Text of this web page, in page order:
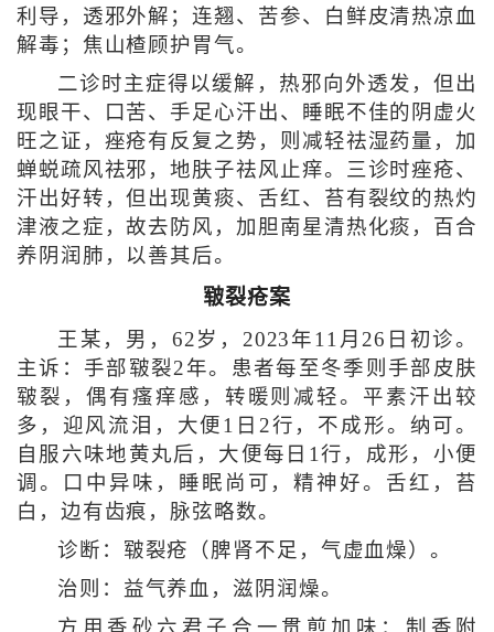
利导，透邪外解；连翘、苦参、白鲜皮清热凉血
解毒；焦山楂顾护胃气。
二诊时主症得以缓解，热邪向外透发，但出
现眼干、口苦、手足心汗出、睡眠不佳的阴虚火
旺之证，痤疮有反复之势，则减轻祛湿药量，加
蝉蜕疏风祛邪，地肤子祛风止痒。三诊时痤疮、
汗出好转，但出现黄痰、舌红、苔有裂纹的热灼
津液之症，故去防风，加胆南星清热化痰，百合
养阴润肺，以善其后。
皲裂疮案
王某，男，62岁，2023年11月26日初诊。
主诉：手部皲裂2年。患者每至冬季则手部皮肤
皲裂，偶有瘙痒感，转暖则减轻。平素汗出较
多，迎风流泪，大便1日2行，不成形。纳可。
自服六味地黄丸后，大便每日1行，成形，小便
调。口中异味，睡眠尚可，精神好。舌红，苔
白，边有齿痕，脉弦略数。
诊断：皲裂疮（脾肾不足，气虚血燥）。
治则：益气养血，滋阴润燥。